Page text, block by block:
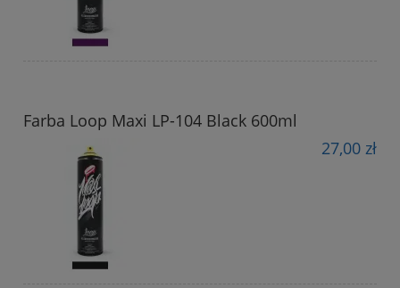
Farba Loop Maxi LP-104 Black 600ml
27,00 zł